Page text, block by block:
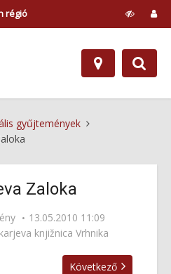
régió
gyűjtemények
Zaloka
13.05.2010 11:09
knjižnica Vrhnika
Következő